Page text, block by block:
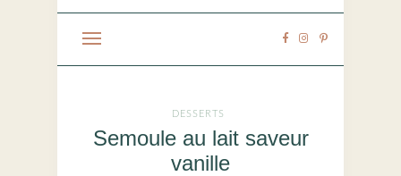
DESSERTS
Semoule au lait saveur
vanille